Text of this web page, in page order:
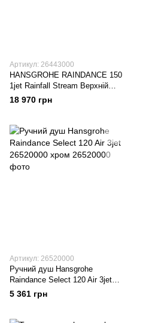
Артикул: 26443000
HANSGROHE RAINDANCE 150
1jet Rainfall Stream Верхній
душ, хром, 26443000
18 970 грн
Артикул: 26520000
Ручний душ Hansgrohe
Raindance Select 120 Air 3jet
26520000 хром
5 361 грн